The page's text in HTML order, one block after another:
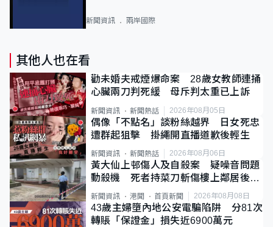
新聞資訊 兩岸國際
其他人也在看
勸未婚夫戒煙爆命案 28歲女教師連捅
心臟兩刀判死緩 母斥判太重已上訴
新聞資訊 新聞熱話 2026年08月05日
偶像「不點名」談粉絲越界 日女死忠
遭群起狙擊 掛繩開直播道歉後輕生
新聞資訊 新聞熱話 2026年08月06日
黃大仙上邨傷人及自殺案 疑噪音問題
動殺機 死者持菜刀斬傷樓上鄰居後墮
斃
新聞資訊 港聞 首頁新聞 2026年08月08日
43歲主婦墮內地公安電騙陷阱 分81次
轉賬「保證金」損失近6900萬元